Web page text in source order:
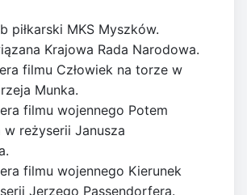
piłkarski MKS Myszków.
Krajowa Rada Narodowa.
filmu Człowiek na torze w
Munka.
filmu wojennego Potem
w reżyserii Janusza
filmu wojennego Kierunek
Jerzego Passendorfera.